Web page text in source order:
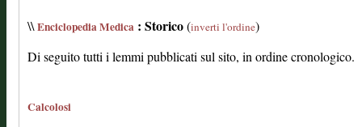
\\Enciclopedia Medica : Storico(inverti l'ordine)
Di seguito tutti i lemmi pubblicati sul sito, in ordine cronologico.
Calcolosi